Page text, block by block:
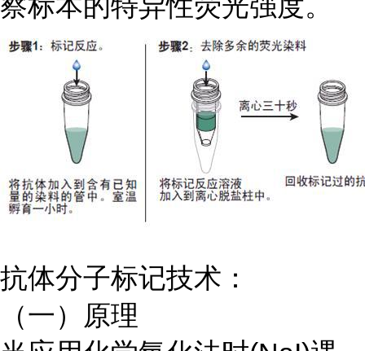
抗体分子标记技术：
（一）原理